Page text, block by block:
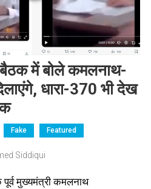
में बोले कमलनाथ-
धारा-370 भी देख
Fake Featured
Siddiqui
पूर्व मुख्यमंत्री कमलनाथ